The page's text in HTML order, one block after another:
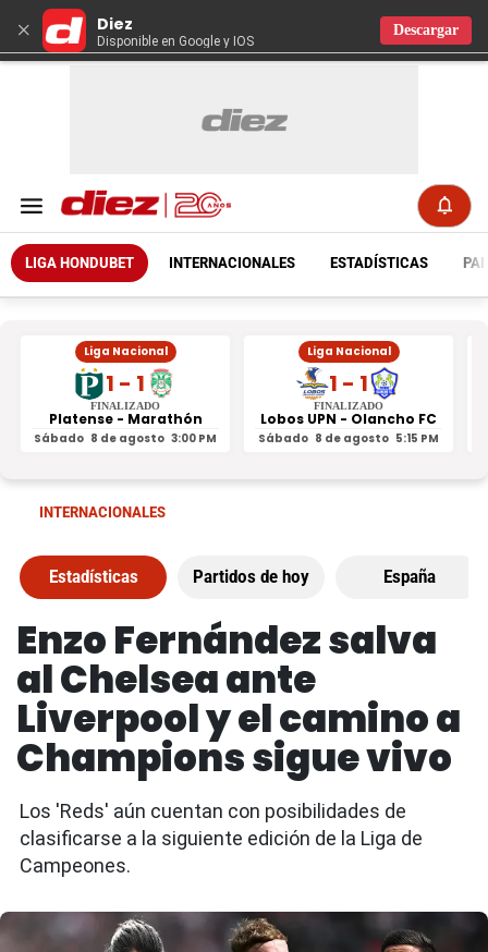
× Diez
Disponible en Google y IOS
Descargar
LIGA HONDUBET INTERNACIONALES ESTADÍSTICAS
Liga Nacional
1 - 1
FINALIZADO
Platense - Marathón
Sábado 8 de agosto 3:00 PM
Liga Nacional
1 - 1
FINALIZADO
Lobos UPN - Olancho FC
Sábado 8 de agosto 5:15 PM
INTERNACIONALES
Estadísticas Partidos de hoy España
Enzo Fernández salva
al Chelsea ante
Liverpool y el camino a
Champions sigue vivo
Los 'Reds' aún cuentan con posibilidades de
clasificarse a la siguiente edición de la Liga de
Campeones.